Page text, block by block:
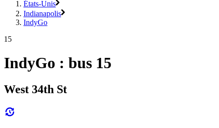
États-Unis
Indianapolis
IndyGo
15
IndyGo : bus 15
West 34th St